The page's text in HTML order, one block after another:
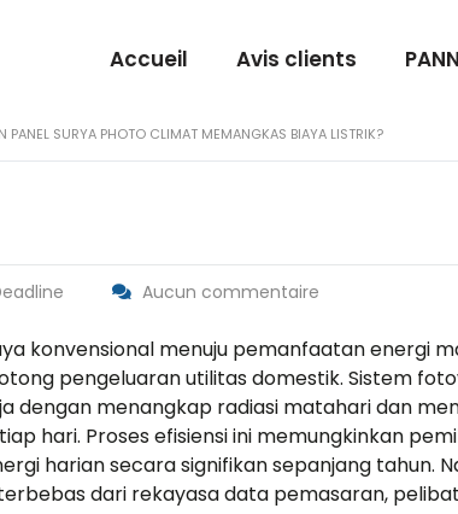
Accueil Avis clients
PANEL SURYA PHOTO CLIMAT MEMANGKAS BIAYA LISTRIK?
Aucun commentaire
konvensional menuju pemanfaatan energi
pengeluaran utilitas domestik. Sistem
dengan menangkap radiasi matahari dan
hari. Proses efisiensi ini memungkinkan
harian secara signifikan sepanjang tahun.
dari rekayasa data pemasaran,